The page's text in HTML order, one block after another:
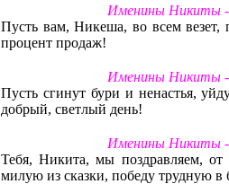
Именины Никиты -
Пусть вам, Никеша, во всем везет,
процент продаж!
Именины Никиты -
Пусть сгинут бури и ненастья,
добрый, светлый день!
Именины Никиты -
Тебя, Никита, мы поздравляем,
милую из сказки, победу трудную в